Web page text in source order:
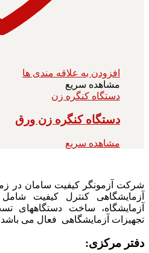
افزودن به علاقه مندی ها
مشاهده سریع
دستگاه کنگره زن
دستگاه کنگره زن ورق
مشاهده سریع
شرکت آزمونگر کیفیت سامان در
آزمایشگاهی کنترل کیفیت
آزمایشگاه، ساخت دستگاههای
تجهیزات آزمایشگاهی فعال می
دفتر مرکزی: